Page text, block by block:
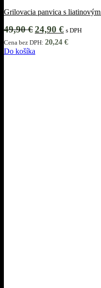
Grilovacia panvica s
49,90€ Pôvodná
cena
bola:
49,90 €.
24,90 €Aktuálna
je:
s DPH
Cena bez DPH: 20,24 €
Do košíka